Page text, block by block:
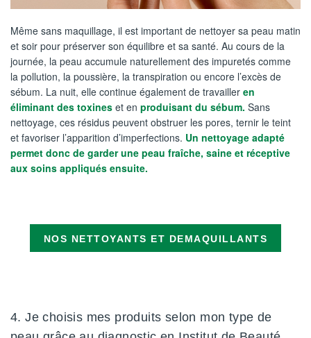
Même sans maquillage, il est important de nettoyer sa peau matin
et soir pour préserver son équilibre et sa santé. Au cours de la
journée, la peau accumule naturellement des impuretés comme
la pollution, la poussière, la transpiration ou encore l’excès de
sébum. La nuit, elle continue également de travailler en
éliminant des toxines et en produisant du sébum. Sans
nettoyage, ces résidus peuvent obstruer les pores, ternir le teint
et favoriser l’apparition d’imperfections. Un nettoyage adapté
permet donc de garder une peau fraîche, saine et réceptive
aux soins appliqués ensuite.
NOS NETTOYANTS ET DEMAQUILLANTS
4. Je choisis mes produits selon mon type de